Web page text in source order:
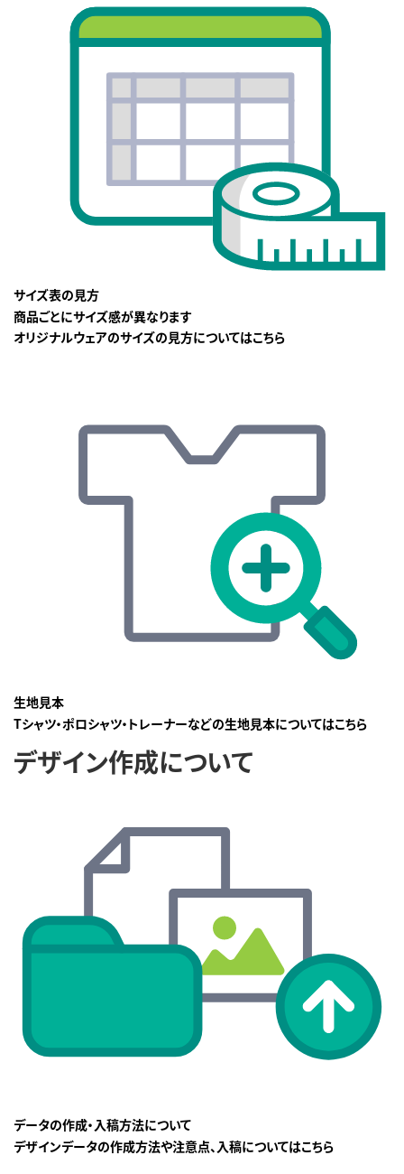
サイズ表の見方
商品ごとにサイズ感が異なります
オリジナルウェアのサイズの見方についてはこちら
生地見本
Tシャツ・ポロシャツ・トレーナーなどの生地見本についてはこちら
デザイン作成について
データの作成・入稿方法について
デザインデータの作成方法や注意点、入稿についてはこちら